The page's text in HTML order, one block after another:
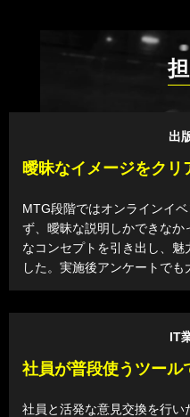
曖昧なイメージをクリ
出
MTG段階ではオンラインイ
ず、曖昧な説明しかできな
なコンセプトを引き出し、魅
した。実施後アンケートでも
社員が普段使うツール
IT
社員と活発な意見交換を行